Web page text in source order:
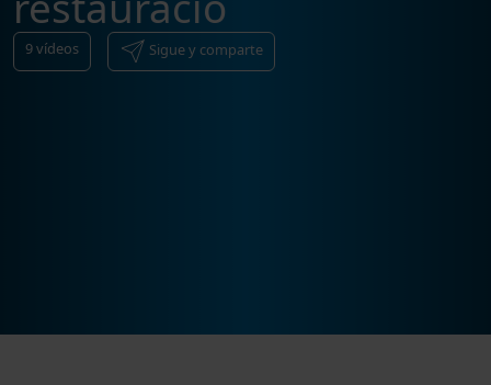
9vídeos Sigue y comparte